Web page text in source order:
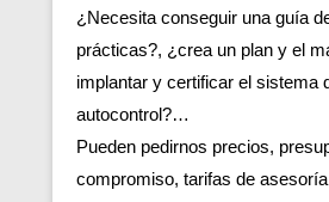
¿Necesita conseguir una guía
prácticas?, ¿crea un plan y el
implantar y certificar el sistema
autocontrol?…
Pueden pedirnos precios,
compromiso, tarifas de